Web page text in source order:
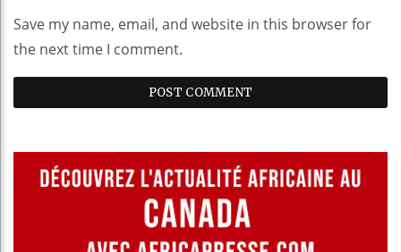
Save my name, email, and website in this browser for
the next time I comment.